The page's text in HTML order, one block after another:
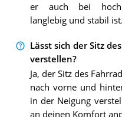
er auch bei
langlebig und stabil ist.
Lässt sich der Sitz
verstellen?
Ja, der Sitz des
nach vorne und
in der Neigung
an deinen Komfort